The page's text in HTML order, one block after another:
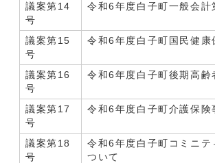
議案第14
号
令和6年度白子町一般会
議案第15
号
令和6年度白子町国民健
議案第16
号
令和6年度白子町後期高
議案第17
号
令和6年度白子町介護保
議案第18
号
令和6年度白子町コミニ
ついて